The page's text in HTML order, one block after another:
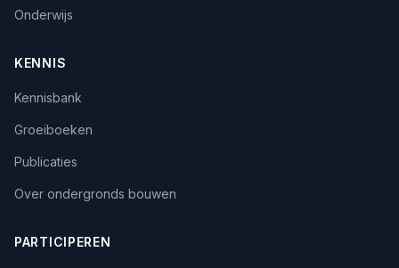
Onderwijs
KENNIS
Kennisbank
Groeiboeken
Publicaties
Over ondergronds bouwen
PARTICIPEREN